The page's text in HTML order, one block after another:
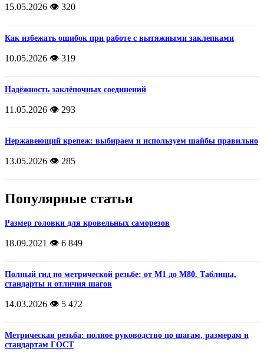
15.05.2026 👁️ 320
Как избежать ошибок при работе с вытяжными заклепками
10.05.2026 👁️ 319
Надёжность заклёпочных соединений
11.05.2026 👁️ 293
Нержавеющий крепеж: выбираем и используем шайбы правильно
13.05.2026 👁️ 285
Популярные статьи
Размер головки для кровельных саморезов
18.09.2021 👁️ 6 849
Полный гид по метрической резьбе: от М1 до М80. Таблицы,
стандарты и отличия шагов
14.03.2026 👁️ 5 472
Метрическая резьба: полное руководство по шагам, размерам и
стандартам ГОСТ